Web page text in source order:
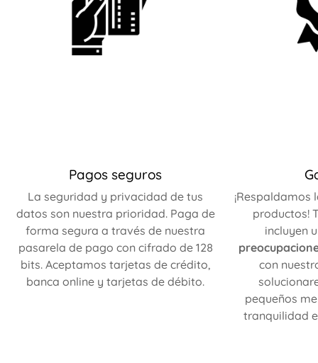
Pagos seguros
La seguridad y privacidad de tus
datos son nuestra prioridad. Paga de
forma segura a través de nuestra
pasarela de pago con cifrado de 128
bits. Aceptamos tarjetas de crédito,
banca online y tarjetas de débito.
¡Respaldamos
productos!
incluyen
con
pequeños
tranquilidad